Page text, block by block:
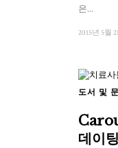
은...
2015년 5월
도서 및
데이팅